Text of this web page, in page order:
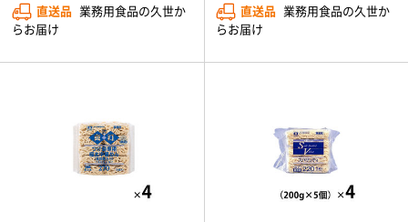
直送品 業務用食品の久世か
らお届け
直送品 業務用食品の久世か
らお届け